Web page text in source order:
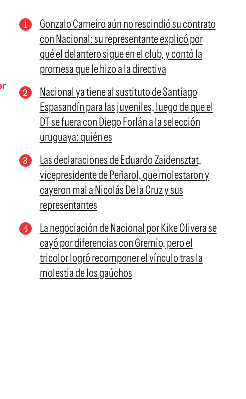
Gonzalo Carneiro aún no rescindió su contrato
con Nacional: su representante explicó por
qué el delantero sigue en el club, y contó la
promesa que le hizo a la directiva
Nacional ya tiene al sustituto de Santiago
Espasandín para las juveniles, luego de que el
DT se fuera con Diego Forlán a la selección
uruguaya: quién es
Las declaraciones de Eduardo Zaidensztat,
vicepresidente de Peñarol, que molestaron y
cayeron mal a Nicolás De la Cruz y sus
representantes
La negociación de Nacional por Kike Olivera se
cayó por diferencias con Gremio, pero el
tricolor logró recomponer el vínculo tras la
molestia de los gaúchos